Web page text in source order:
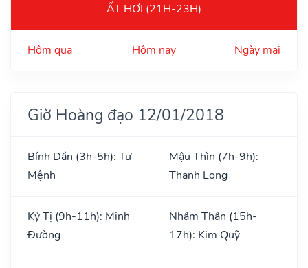
ẤT HỢI (21H-23H)
Hôm qua Hôm nay Ngày mai
Giờ Hoàng đạo 12/01/2018
Bính Dần (3h-5h): Tư
Mệnh
Mậu Thìn (7h-9h):
Thanh Long
Kỷ Tị (9h-11h): Minh
Đường
Nhâm Thân (15h-
17h): Kim Quỹ